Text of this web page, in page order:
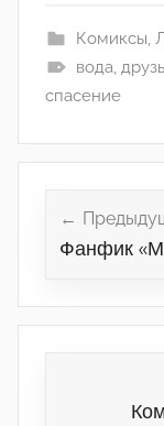
Комиксы,
вода,
спасение
записям
Фанфик